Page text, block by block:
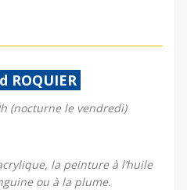
ROQUIER
(nocturne le vendredi)
la peinture à l’huile
ou à la plume.